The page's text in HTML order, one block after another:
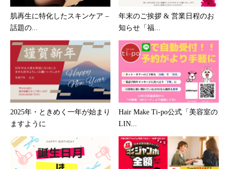
肌再生に特化したスキンケア –
話題の...
年末のご挨拶 & 営業日程のお
知らせ「福...
2025年・ときめく一年が始まり
ますように
Hair Make Ti-po公式「美容室の
LIN...